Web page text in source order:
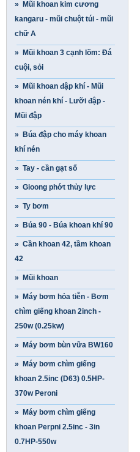
» Mũi khoan kim cương
kangaru - mũi chuột túi - mũi
chữ A
» Mũi khoan 3 cạnh lõm: Đá
cuội, sỏi
» Mũi khoan đập khí - Mũi
khoan nén khí - Lưỡi đập -
Mũi đập
» Búa đập cho máy khoan
khí nén
» Tay - cần gạt số
» Gioong phớt thủy lực
» Ty bơm
» Búa 90 - Búa khoan khí 90
» Cần khoan 42, tầm khoan
42
» Mũi khoan
» Máy bơm hỏa tiễn - Bơm
chìm giếng khoan 2inch -
250w (0.25kw)
» Máy bơm bùn vữa BW160
» Máy bơm chìm giếng
khoan 2.5inc (D63) 0.5HP-
370w Peroni
» Máy bơm chìm giếng
khoan Perpni 2.5inc - 3in
0.7HP-550w